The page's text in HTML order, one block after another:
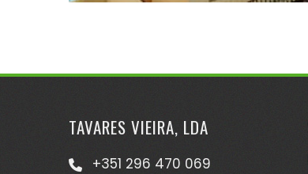
TAVARES VIEIRA, LDA
+351 296 470 069